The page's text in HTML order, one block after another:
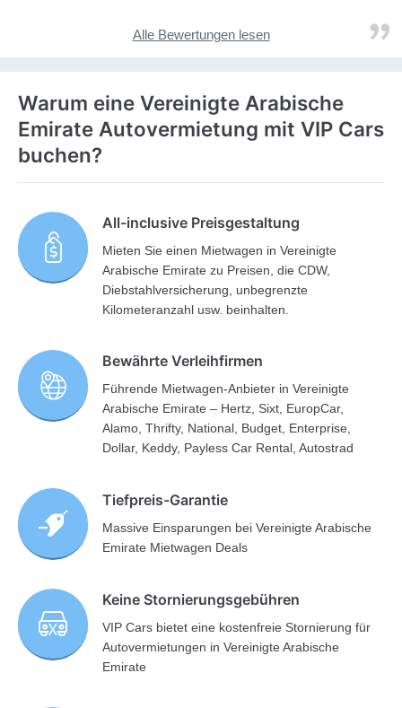
Alle Bewertungen lesen
Warum eine Vereinigte Arabische
Emirate Autovermietung mit VIP Cars
buchen?
All-inclusive Preisgestaltung
Mieten Sie einen Mietwagen in Vereinigte
Arabische Emirate zu Preisen, die CDW,
Diebstahlversicherung, unbegrenzte
Kilometeranzahl usw. beinhalten.
Bewährte Verleihfirmen
Führende Mietwagen-Anbieter in Vereinigte
Arabische Emirate – Hertz, Sixt, EuropCar,
Alamo, Thrifty, National, Budget, Enterprise,
Dollar, Keddy, Payless Car Rental, Autostrad
Tiefpreis-Garantie
Massive Einsparungen bei Vereinigte Arabische
Emirate Mietwagen Deals
Keine Stornierungsgebühren
VIP Cars bietet eine kostenfreie Stornierung für
Autovermietungen in Vereinigte Arabische
Emirate